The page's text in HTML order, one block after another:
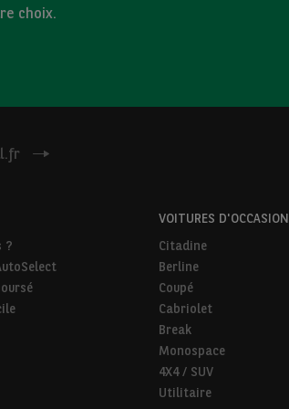
choix.
?
VOITURES D'OCCASION
Citadine
Berline
Coupé
Cabriolet
Break
Monospace
4X4 / SUV
Utilitaire